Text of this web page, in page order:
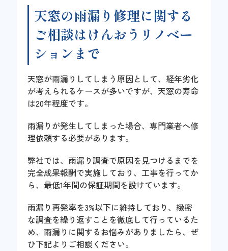
天窓の雨漏り修理に関する
ご相談はけんおうリノベー
ションまで
天窓が雨漏りしてしまう原因として、経年劣化
が考えられるケースが多いですが、天窓の寿命
は20年程度です。
雨漏りが発生してしまった場合、専門業者へ修
理依頼する必要があります。
弊社では、雨漏り調査で原因を見つけるまでを
完全成果報酬で実施しており、工事を行ってか
ら、最低1年間の保証期間を設けています。
雨漏り再発率を3%以下に維持しており、緻密
な調査を繰り返すことを徹底して行っているた
め、雨漏りに関するお悩みがありましたら、ぜ
ひ下記よりご相談ください。